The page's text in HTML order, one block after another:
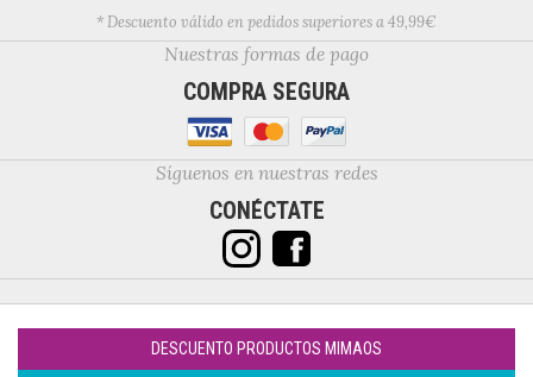
* Descuento válido en pedidos superiores a 49,99€
Nuestras formas de pago
COMPRA SEGURA
Síguenos en nuestras redes
CONÉCTATE
DESCUENTO PRODUCTOS MIMAOS